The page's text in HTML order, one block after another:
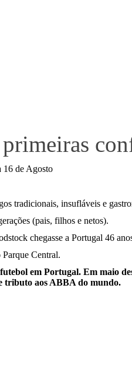
16 de Agosto
tradicionais, insufláveis e
(pais, filhos e netos).
chegasse a Portugal 46
Central.
em Portugal. Em maio
tributo aos ABBA do mundo.